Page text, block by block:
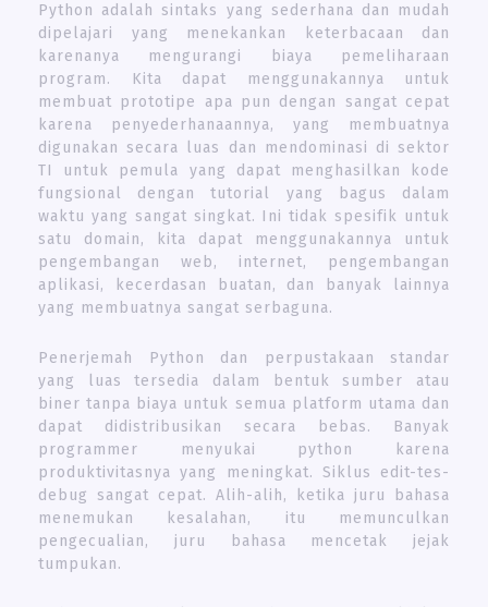
Python adalah sintaks yang sederhana dan mudah
dipelajari yang menekankan keterbacaan dan
karenanya mengurangi biaya pemeliharaan
program. Kita dapat menggunakannya untuk
membuat prototipe apa pun dengan sangat cepat
karena penyederhanaannya, yang membuatnya
digunakan secara luas dan mendominasi di sektor
TI untuk pemula yang dapat menghasilkan kode
fungsional dengan tutorial yang bagus dalam
waktu yang sangat singkat. Ini tidak spesifik untuk
satu domain, kita dapat menggunakannya untuk
pengembangan web, internet, pengembangan
aplikasi, kecerdasan buatan, dan banyak lainnya
yang membuatnya sangat serbaguna.
Penerjemah Python dan perpustakaan standar
yang luas tersedia dalam bentuk sumber atau
biner tanpa biaya untuk semua platform utama dan
dapat didistribusikan secara bebas. Banyak
programmer menyukai python karena
produktivitasnya yang meningkat. Siklus edit-tes-
debug sangat cepat. Alih-alih, ketika juru bahasa
menemukan kesalahan, itu memunculkan
pengecualian, juru bahasa mencetak jejak
tumpukan.